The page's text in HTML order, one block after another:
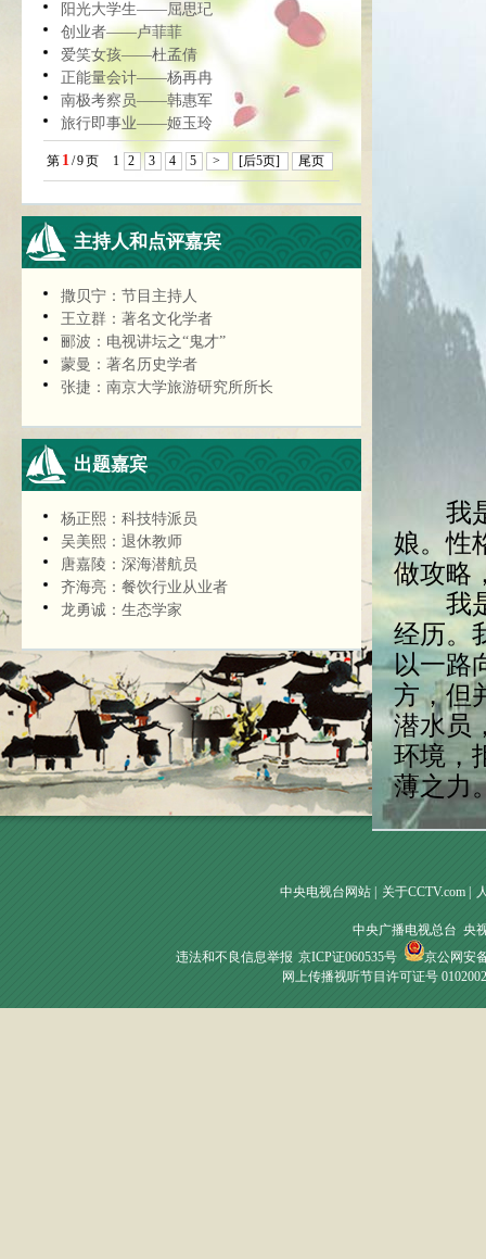
阳光大学生——屈思玘
创业者——卢菲菲
爱笑女孩——杜孟倩
正能量会计——杨再冉
南极考察员——韩惠军
旅行即事业——姬玉玲
第 1 /9页 1 2 3 4 5 > [后5页] 尾页
主持人和点评嘉宾
撒贝宁：节目主持人
王立群：著名文化学者
郦波：电视讲坛之“鬼才”
蒙曼：著名历史学者
张捷：南京大学旅游研究所所长
出题嘉宾
杨正熙：科技特派员
吴美熙：退休教师
唐嘉陵：深海潜航员
齐海亮：餐饮行业从业者
龙勇诚：生态学家
我是
娘。性
做攻略
我是一
经历。
以一路
方，但
潜水员
环境，
薄之力
中央电视台网站 关于CCTV.com
中央广播电视总台 央
违法和不良信息举报 京ICP证060535号
京公网安
网上传播视听节目许可证号